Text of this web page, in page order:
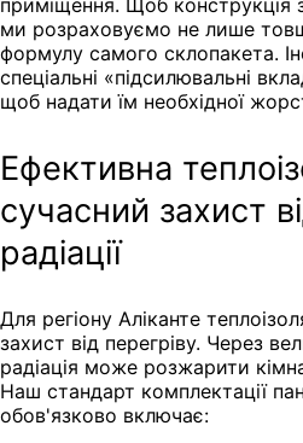
приміщення. Щоб конструкція
ми розраховуємо не лише
формулу самого склопакета.
спеціальні «підсилювальні
щоб надати їм необхідної
Ефективна
сучасний захист
радіації
Для регіону Аліканте
захист від перегріву. Через
радіація може розжарити
Наш стандарт комплектації
обов'язково включає: